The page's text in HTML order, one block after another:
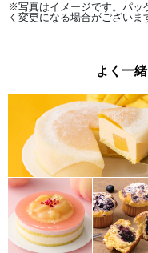
※写真はイメージです。パッ
く変更になる場合がございま
よく一